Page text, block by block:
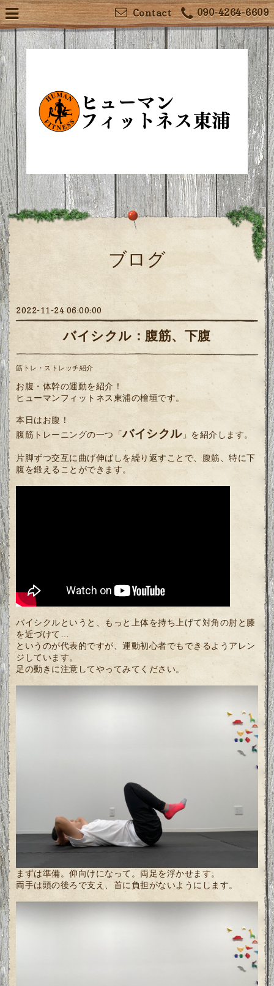
090-4264-6609
Contact
ブログ
2022-11-24 06:00:00
バイシクル：腹筋、下腹
筋トレ・ストレッチ紹介
お腹・体幹の運動を紹介！
ヒューマンフィットネス東浦の檜垣です。
本日はお腹！
腹筋トレーニングの一つ「バイシクル」を紹介します。
片脚ずつ交互に曲げ伸ばしを繰り返すことで、腹筋、特に下
腹を鍛えることができます。
バイシクルというと、もっと上体を持ち上げて対角の肘と膝
を近づけて…
というのが代表的ですが、運動初心者でもできるようアレン
ジしています。
足の動きに注意してやってみてください。
まずは準備。仰向けになって。両足を浮かせます。
両手は頭の後ろで支え、首に負担がないようにします。